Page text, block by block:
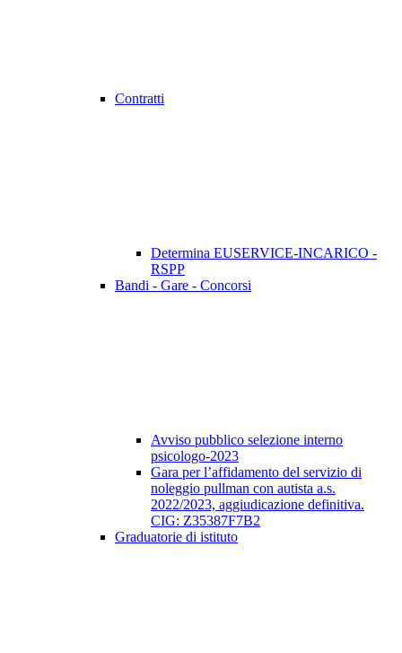
Contratti
Determina EUSERVICE-INCARICO -
RSPP
Bandi - Gare - Concorsi
Avviso pubblico selezione interno
psicologo-2023
Gara per l’affidamento del servizio di
noleggio pullman con autista a.s.
2022/2023, aggiudicazione definitiva.
CIG: Z35387F7B2
Graduatorie di istituto